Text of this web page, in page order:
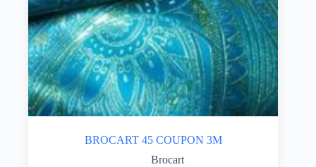
BROCART 45 COUPON 3M
Brocart